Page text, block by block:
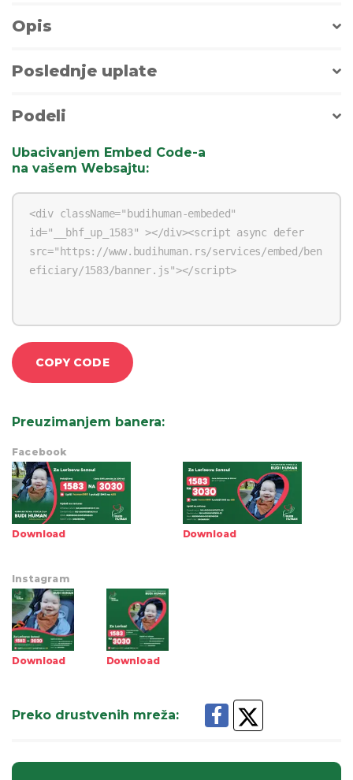
Opis
Poslednje uplate
Podeli
Ubacivanjem Embed Code-a
na vašem Websajtu:
COPY CODE
Preuzimanjem banera:
Facebook
Download Download
Instagram
Download Download
Preko drustvenih mreža: